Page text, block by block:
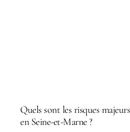
Quels sont les risques
en Seine-et-Marne ?